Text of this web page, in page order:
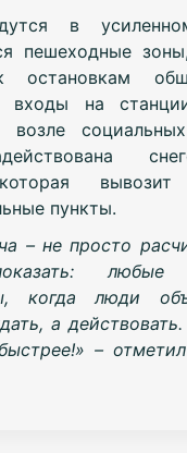
в
пешеходные
входы на
возле
пункты.
– не просто
любые
когда люди
а
–